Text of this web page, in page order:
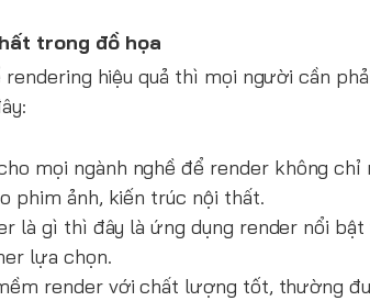
trong đồ họa
hiệu quả thì mọi người cần
mọi ngành nghề để render không
phim ảnh, kiến trúc nội thất.
là gì thì đây là ứng dụng render nổi
lựa chọn.
render với chất lượng tốt, thường